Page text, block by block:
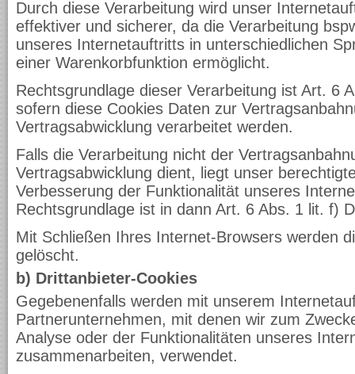
Durch diese Verarbeitung wird unser
effektiver und sicherer, da die Verarbeitung
unseres Internetauftritts in unterschiedlichen
einer Warenkorbfunktion ermöglicht.
Rechtsgrundlage dieser Verarbeitung ist Art. 6
sofern diese Cookies Daten zur
Vertragsabwicklung verarbeitet werden.
Falls die Verarbeitung nicht der
Vertragsabwicklung dient, liegt unser
Verbesserung der Funktionalität unseres
Rechtsgrundlage ist in dann Art. 6 Abs. 1 lit. f)
Mit Schließen Ihres Internet-Browsers werden
gelöscht.
b) Drittanbieter-Cookies
Gegebenenfalls werden mit unserem
Partnerunternehmen, mit denen wir zum
Analyse oder der Funktionalitäten unseres
zusammenarbeiten, verwendet.